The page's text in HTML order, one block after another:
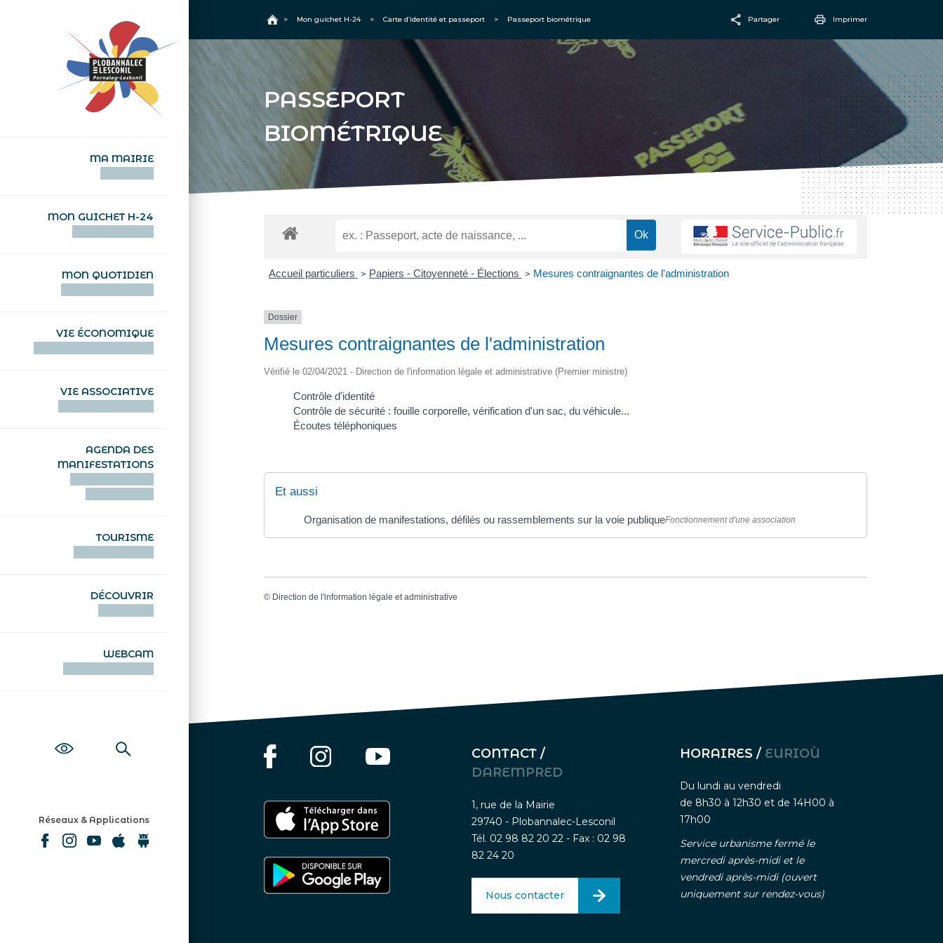
MA MAIRIE
MON GUICHET H-24
MON QUOTIDIEN
VIE ÉCONOMIQUE
VIE ASSOCIATIVE
AGENDA DES
MANIFESTATIONS
TOURISME
DÉCOUVRIR
WEBCAM
Réseaux & Applications
Accueil
> Mon guichet H-24 > Carte d’identité et passeport > Passeport biométrique Partager Imprimer
PASSEPORT
BIOMÉTRIQUE
Accueil particuliers > Papiers - Citoyenneté - Élections > Mesures contraignantes de l'administration
Dossier
Mesures contraignantes de l'administration
Vérifié le 02/04/2021 - Direction de l'information légale et administrative (Premier ministre)
Contrôle d'identité
Contrôle de sécurité : fouille corporelle, vérification d'un sac, du véhicule...
Écoutes téléphoniques
Et aussi
Organisation de manifestations, défilés ou rassemblements sur la voie publiqueFonctionnement d'une association
© Direction de l'information légale et administrative
CONTACT /
DAREMPRED
1, rue de la Mairie
29740 - Plobannalec-Lesconil
Tél. 02 98 82 20 22 - Fax : 02 98
82 24 20
Nous contacter
HORAIRES / EURIOÙ
Du lundi au vendredi
de 8h30 à 12h30 et de 14H00 à
17h00
Service urbanisme fermé le
mercredi après-midi et le
vendredi après-midi (ouvert
uniquement sur rendez-vous)